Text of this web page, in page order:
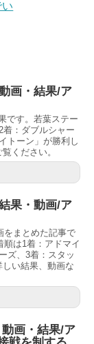
画・結果/ア
です。若葉ステー
着：ダブルシャー
トーン」が勝利し
ください。
果・動画/ア
をまとめた記事で
順は1着：アドマイ
ズ、3着：スタッ
しい結果、動画な
動画・結果/ア